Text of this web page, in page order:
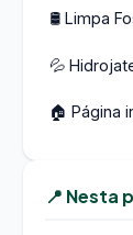
🛢️ Limpa
💦
🏠 Página
📍 Nesta